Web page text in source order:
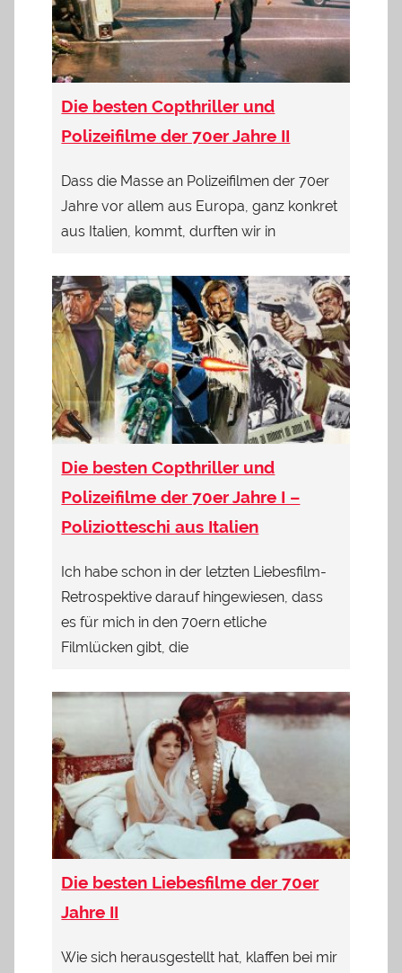
Die besten Copthriller und
Polizeifilme der 70er Jahre II
Dass die Masse an Polizeifilmen der 70er
Jahre vor allem aus Europa, ganz konkret
aus Italien, kommt, durften wir in
Die besten Copthriller und
Polizeifilme der 70er Jahre I –
Poliziotteschi aus Italien
Ich habe schon in der letzten Liebesfilm-
Retrospektive darauf hingewiesen, dass
es für mich in den 70ern etliche
Filmlücken gibt, die
Die besten Liebesfilme der 70er
Jahre II
Wie sich herausgestellt hat, klaffen bei mir